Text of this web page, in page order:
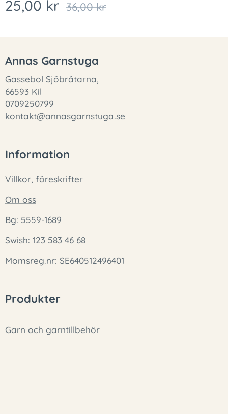
25,00 kr 36,00kr
Annas Garnstuga
Gassebol Sjöbråtarna,
66593 Kil
0709250799
kontakt@annasgarnstuga.se
Information
Villkor, föreskrifter
Om oss
Bg: 5559-1689
Swish: 123 583 46 68
Momsreg.nr: SE640512496401
Produkter
Garn och garntillbehör